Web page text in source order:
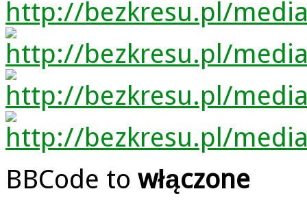
BBCode to włączone